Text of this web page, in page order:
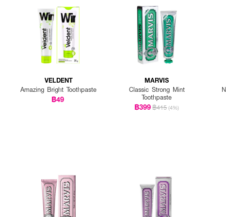
VELDENT
Amazing Bright Toothpaste
฿49
MARVIS
Classic Strong Mint
Toothpaste
฿399฿415 (4%)